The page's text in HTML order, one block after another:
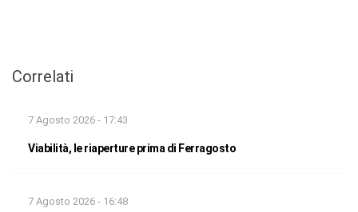
Correlati
7 Agosto 2026 - 17:43
Viabilità, le riaperture prima di Ferragosto
7 Agosto 2026 - 16:48